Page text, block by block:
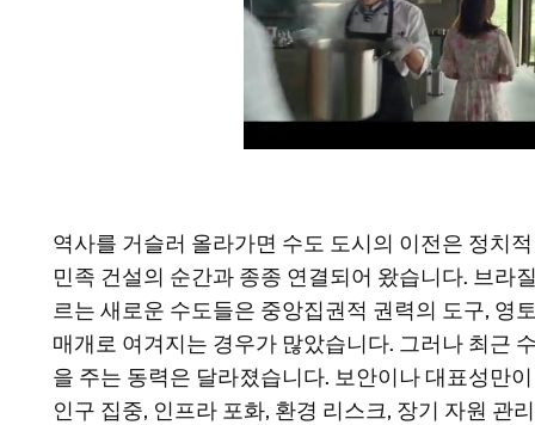
역사를 거슬러 올라가면 수도 도시의 이전은 정치
민족 건설의 순간과 종종 연결되어 왔습니다. 브라
르는 새로운 수도들은 중앙집권적 권력의 도구, 영
매개로 여겨지는 경우가 많았습니다. 그러나 최근
을 주는 동력은 달라졌습니다. 보안이나 대표성만
인구 집중, 인프라 포화, 환경 리스크, 장기 자원 관